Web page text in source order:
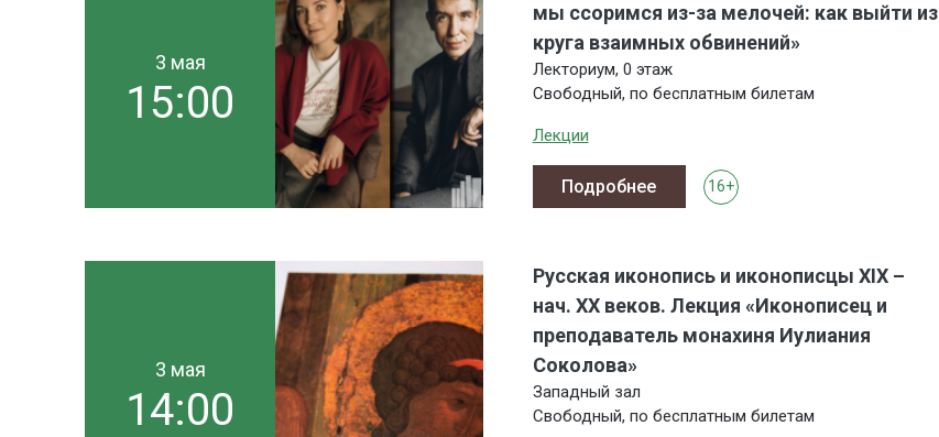
3 мая
15:00
мы ссоримся из-за мелочей: как выйти из
круга взаимных обвинений»
Лекториум, 0 этаж
Свободный, по бесплатным билетам
Лекции
16+
Подробнее
3 мая
14:00
Русская иконопись и иконописцы XIX –
нач. ХХ веков. Лекция «Иконописец и
преподаватель монахиня Иулиания
Соколова»
Западный зал
Свободный, по бесплатным билетам